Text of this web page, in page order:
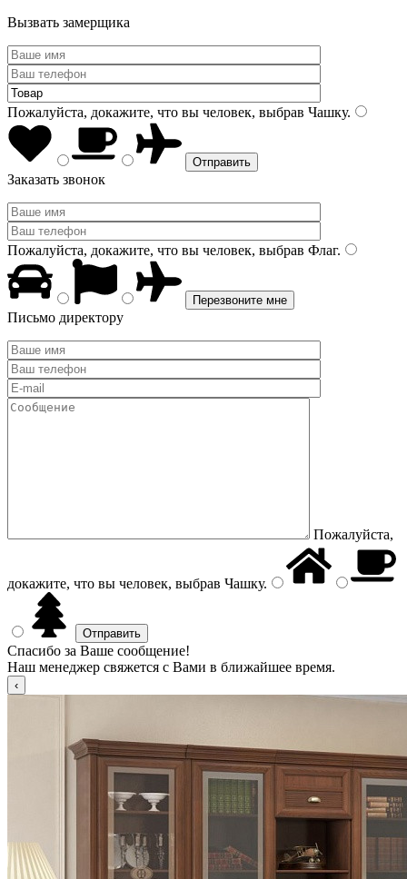
Вызвать замерщика
Пожалуйста, докажите, что вы человек, выбрав Чашку.
Заказать звонок
Пожалуйста, докажите, что вы человек, выбрав Флаг.
Письмо директору
Пожалуйста,
докажите, что вы человек, выбрав Чашку.
Спасибо за Ваше сообщение!
Наш менеджер свяжется с Вами в ближайшее время.